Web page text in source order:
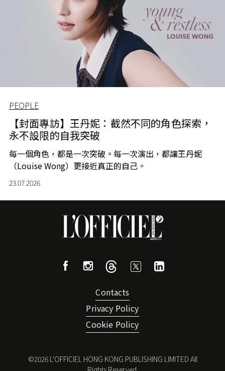
PEOPLE
【封面專訪】王丹妮：截然不同的角色探索，
永不設限的自我突破
每一個角色，都是一次突破。每一次演出，都讓王丹妮
（Louise Wong）更接近真正的自己。
23.07.2026
Contacts
Privacy Policy
Cookie Policy
©2026L'OFFICIEL HONG KONG PUBLISHING LIMITED All